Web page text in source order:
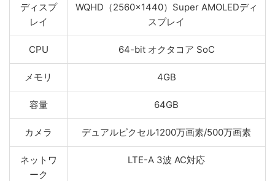
ディスプ
レイ
WQHD（2560×1440）Super AMOLEDディ
スプレイ
CPU 64-bit オクタコア SoC
メモリ 4GB
容量 64GB
カメラ デュアルピクセル1200万画素/500万画素
ネットワ
ーク
LTE-A 3波 AC対応